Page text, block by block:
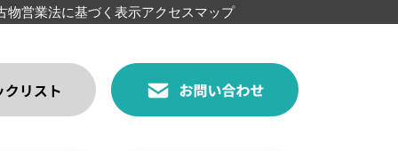
物営業法に基づく表示アクセスマップ